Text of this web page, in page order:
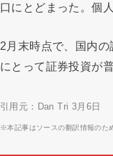
口にとどまった。個
2月末時点で、国内
にとって証券投資が
引用元：Dan Tri 3月6日
※本記事はソースの翻訳情報のた